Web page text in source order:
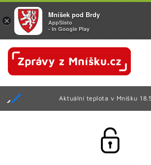
Aktuální teplota v Mníšku
×
Mníšek pod Brdy
AppSisto
- In Google Play